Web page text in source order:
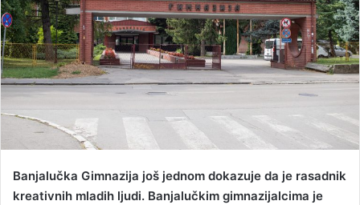
m
a
i
l
Banjalučka Gimnazija još jednom dokazuje da je rasadnik
kreativnih mladih ljudi. Banjalučkim gimnazijalcima je